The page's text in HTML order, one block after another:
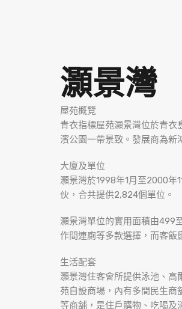
灝景灣
屋苑概覽
青衣指標屋苑灝景灣位於青
濱公園一帶景致。發展商為新
大廈及單位
灝景灣於1998年1月至2000年
伙，合共提供2,824個單位。
灝景灣單位的實用面積由499
作間連廁等多款選擇，而客飯
生活配套
灝景灣住客會所提供泳池、高
苑自設商場，內有多間民生商
等商舖，是住戶購物、吃喝及